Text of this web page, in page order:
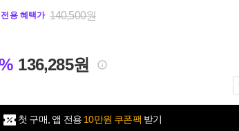
용 혜택가 140,500원
136,285원
첫 구매, 앱 전용 10만원 쿠폰팩 받기